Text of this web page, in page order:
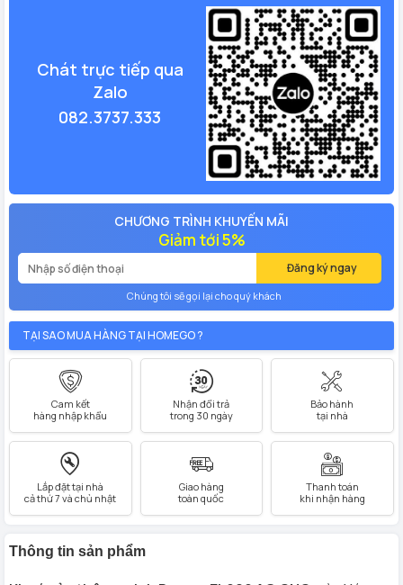
Chát trực tiếp qua
Zalo
082.3737.333
CHƯƠNG TRÌNH KHUYẾN MÃI
Giảm tới 5%
Đăng ký ngay
Chúng tôi sẽ gọi lại cho quý khách
TẠI SAO MUA HÀNG TẠI HOMEGO ?
Cam kết
hàng nhập khẩu
Nhận đổi trả
trong 30 ngày
Bảo hành
tại nhà
Lắp đặt tại nhà
cả thứ 7 và chủ nhật
Giao hàng
toàn quốc
Thanh toán
khi nhận hàng
Thông tin sản phẩm